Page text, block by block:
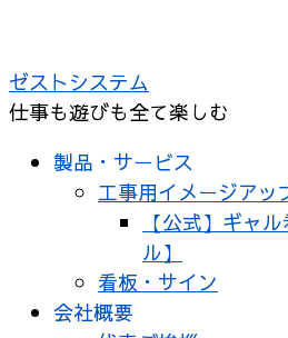
テ
ン
ゼストシステム
仕事も遊びも全て楽しむ
製品・サービス
工事用イメージアッ
【公式】ギャ
ル】
看板・サイン
会社概要